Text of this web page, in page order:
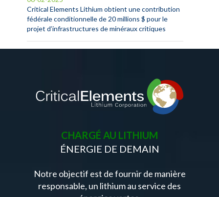
Critical Elements Lithium obtient une contribution
fédérale conditionnelle de 20 millions $ pour le
projet d’infrastructures de minéraux critiques
CHARGÉ AU LITHIUM
ÉNERGIE DE DEMAIN
Notre objectif est de fournir de manière
responsable, un lithium au service des